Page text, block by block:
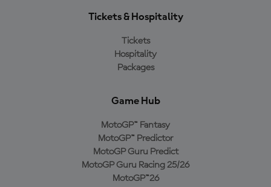
Tickets & Hospitality
Tickets
Hospitality
Packages
Game Hub
MotoGP™ Fantasy
MotoGP™ Predictor
MotoGP Guru Predict
MotoGP Guru Racing 25/26
MotoGP™26